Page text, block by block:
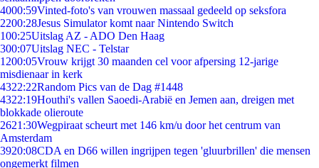
4000:59Vinted-foto's van vrouwen massaal gedeeld op seksfora
2200:28Jesus Simulator komt naar Nintendo Switch
100:25Uitslag AZ - ADO Den Haag
300:07Uitslag NEC - Telstar
1200:05Vrouw krijgt 30 maanden cel voor afpersing 12-jarige
misdienaar in kerk
4322:22Random Pics van de Dag #1448
4322:19Houthi's vallen Saoedi-Arabië en Jemen aan, dreigen met
blokkade olieroute
2621:30Wegpiraat scheurt met 146 km/u door het centrum van
Amsterdam
3920:08CDA en D66 willen ingrijpen tegen 'gluurbrillen' die mensen
ongemerkt filmen